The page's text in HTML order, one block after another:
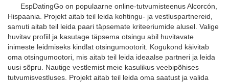
EspDatingGo on populaarne online-tutvumisteenus Alcorcón,
Hispaania. Projekt aitab teil leida kohtingu- ja vestluspartnereid,
samuti aitab teil leida paari täpsemate kriteeriumide alusel. Valige
huvitav profiil ja kasutage täpsema otsingu abil huvitavate
inimeste leidmiseks kindlat otsingumootorit. Kogukond käivitab
oma otsingumootori, mis aitab teil leida ideaalse partneri ja leida
uusi sõpru. Nautige vestlemist meie kasulikus veebipõhises
tutvumisvestluses. Projekt aitab teil leida oma saatust ja valida